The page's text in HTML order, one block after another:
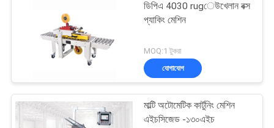
ডিপিএ 4030 rugেউখেলান বক্স
প্যাকিং মেশিন
MOQ:1 টুকরা
যোগাযোগ
মাল্টি অটোমেটিক কার্টুনিং মেশিন
এইচসিজেড -১৩০এইচ